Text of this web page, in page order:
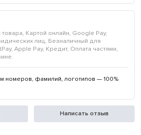
Картой онлайн, Google Pay,
лиц, Безналичный для
Apple Pay, Кредит, Оплата частями,
номеров, фамилий, логотипов — 100%
Написать отзыв